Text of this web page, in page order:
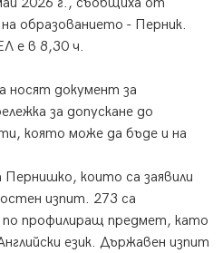
образованието - Перник.
е в 8,30 ч.
носят документ за
за допускане до
която може да бъде и на
които са заявили
изпит. 273 са
по профилиращ предмет, като
език. Държавен изпит